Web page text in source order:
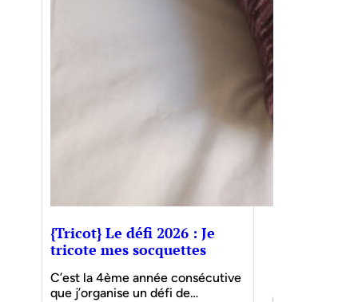
{Tricot} Le défi 2026 : Je
tricote mes socquettes
C’est la 4ème année consécutive
que j’organise un défi de…